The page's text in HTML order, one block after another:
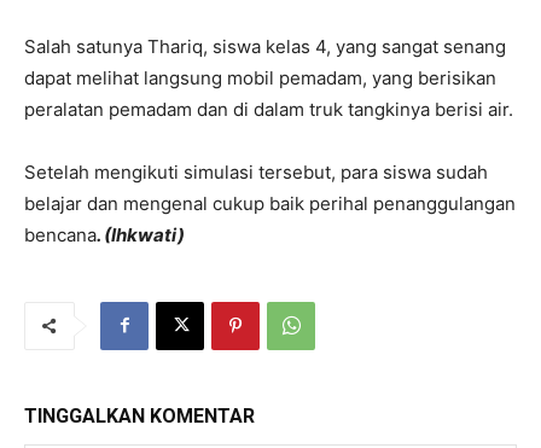
Salah satunya Thariq, siswa kelas 4, yang sangat senang
dapat melihat langsung mobil pemadam, yang berisikan
peralatan pemadam dan di dalam truk tangkinya berisi air.
Setelah mengikuti simulasi tersebut, para siswa sudah
belajar dan mengenal cukup baik perihal penanggulangan
bencana. (Ihkwati)
TINGGALKAN KOMENTAR